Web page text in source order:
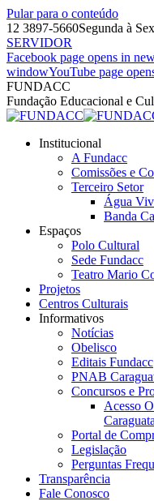
Pular para o conteúdo
12 3897-5660Segunda à
SERVIDOR
Facebook page opens in
windowYouTube page
FUNDACC
Fundação Educacional e
Institucional
A Fundacc
Comissões e
Terceiro Setor
Água
Banda
Espaços
Polo Cultural
Sede Fundacc
Teatro Mario
Projetos
Centros Culturais
Informativos
Notícias
Obelisco
Editais Fundacc
PNAB
Concursos e
Acesso
Portal de
Legislação
Perguntas
Transparência
Fale Conosco